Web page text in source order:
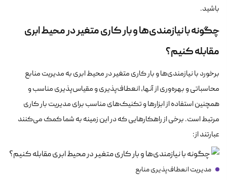
باشید.
چگونه با نیازمندی‌ها و بار کاری متغیر در محیط ابری
مقابله کنیم؟
برخورد با نیازمندی‌ها و بار کاری متغیر در محیط ابری به مدیریت منابع
محاسباتی و بهره‌وری از آنها، انعطاف‌پذیری و مقیاس‌پذیری مناسب و
همچنین استفاده از ابزارها و تکنیک‌های مناسب برای مدیریت بار کاری
مرتبط است. برخی از راهکارهایی که در این زمینه به شما کمک می‌کنند
عبارتند از:
مدیریت انعطاف‌پذیری منابع